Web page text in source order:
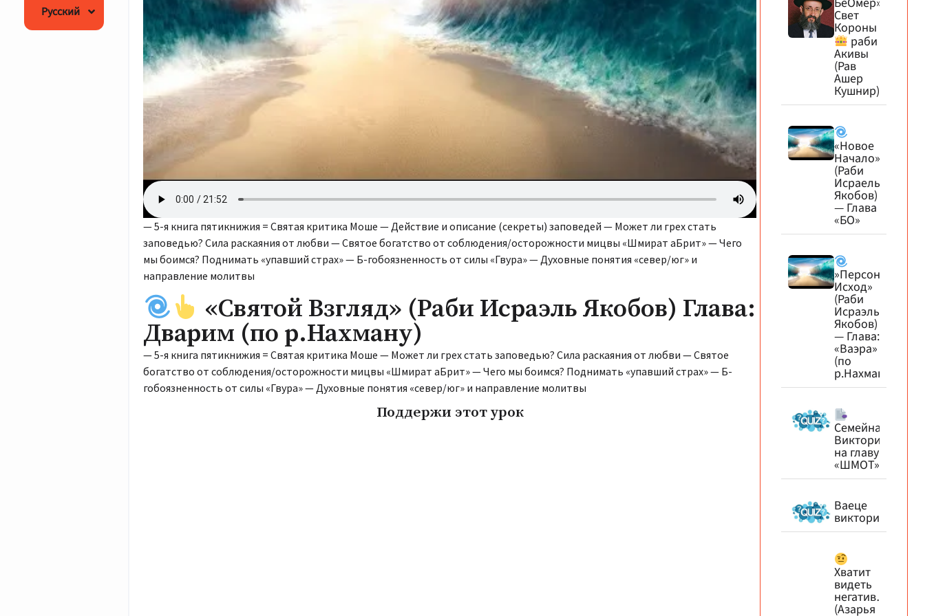
Русский
English
— 5-я книга пятикнижия = Святая критика Моше — Действие и описание (секреты) заповедей — Может ли грех стать
заповедью? Сила раскаяния от любви — Святое богатство от соблюдения/осторожности мицвы «Шмират аБрит» — Чего
мы боимся? Поднимать «упавший страх» — Б-гобоязненность от силы «Гвура» — Духовные понятия «север/юг» и
направление молитвы
«Святой Взгляд» (Раби Исраэль Якобов) Глава:
Дварим (по р.Нахману)
— 5-я книга пятикнижия = Святая критика Моше — Может ли грех стать заповедью? Сила раскаяния от любви — Святое
богатство от соблюдения/осторожности мицвы «Шмират аБрит» — Чего мы боимся? Поднимать «упавший страх» — Б-
гобоязненность от силы «Гвура» — Духовные понятия «север/юг» и направление молитвы
Поддержи этот урок
Свет
Короны
раби
Акивы
(Рав
Ашер
Кушнир)
«Новое
Начало»*
(Раби
Исраель
Якобов)
— Глава
«БО»
»Персональный
Исход»
(Раби
Исраэль
Якобов)
— Глава:
«Ваэра»
(по
р.Нахману)
Семейная
Викторина+
на главу
«ШМОТ»
Ваеце
викторина
Хватит
видеть
негатив…
(Азарья